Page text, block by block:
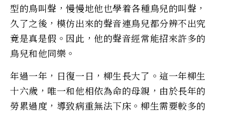
型的鳥叫聲，慢慢地他也學着各種鳥兒的叫聲，
久了之後，模仿出來的聲音連鳥兒都分辨不出究
竟是真是假。因此，他的聲音經常能招來許多的
鳥兒和他同樂。
年過一年，日復一日，柳生長大了。這一年柳生
十六歲，唯一和他相依為命的母親，由於長年的
勞累過度，導致病重無法下床。柳生需要較多的